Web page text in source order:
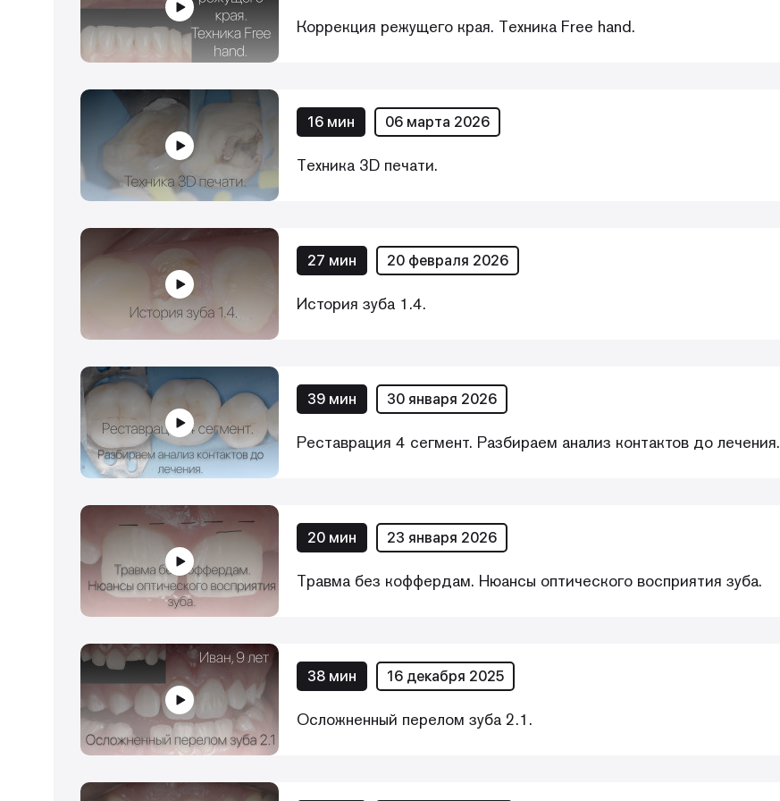
Коррекция режущего края. Техника Free hand.
16 мин 06 марта 2026
Техника 3D печати.
27 мин 20 февраля 2026
История зуба 1.4.
39 мин 30 января 2026
Реставрация 4 сегмент. Разбираем анализ контактов до лечения.
20 мин 23 января 2026
Травма без коффердам. Нюансы оптического восприятия зуба.
38 мин 16 декабря 2025
Осложненный перелом зуба 2.1.